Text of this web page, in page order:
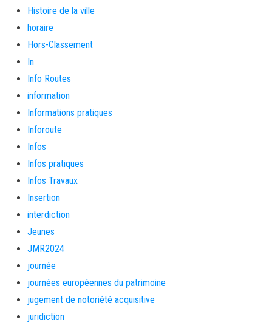
Histoire de la ville
horaire
Hors-Classement
In
Info Routes
information
Informations pratiques
Inforoute
Infos
Infos pratiques
Infos Travaux
Insertion
interdiction
Jeunes
JMR2024
journée
journées européennes du patrimoine
jugement de notoriété acquisitive
juridiction